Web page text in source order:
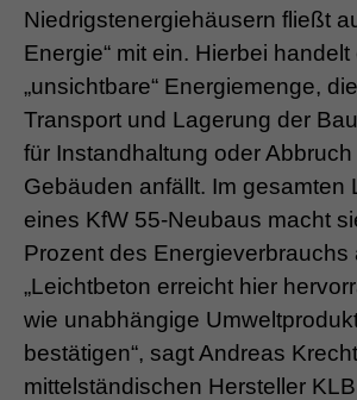
Niedrigstenergiehäusern fließt
Energie“ mit ein. Hierbei
„unsichtbare“ Energiemenge,
Transport und Lagerung der
für Instandhaltung oder Abbruch
Gebäuden anfällt. Im gesamten
eines KfW 55-Neubaus macht
Prozent des Energieverbrauchs
„Leichtbeton erreicht hier
wie unabhängige
bestätigen“, sagt Andreas
mittelständischen Hersteller KLB